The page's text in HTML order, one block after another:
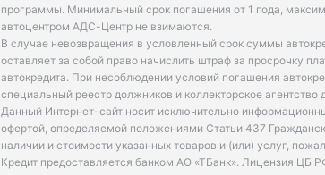
программы. Минимальный срок погашения от 1 года,
автоцентром АДС-Центр не взимаются.
В случае невозвращения в условленный срок суммы
оставляет за собой право начислить штраф за просрочку
автокредита. При несоблюдении условий погашения
специальный реестр должников и коллекторское
Данный Интернет-сайт носит исключительно
офертой, определяемой положениями Статьи 437
наличии и стоимости указанных товаров и (или) услуг,
Кредит предоставляется банком АО «ТБанк». Лицензия ЦБ